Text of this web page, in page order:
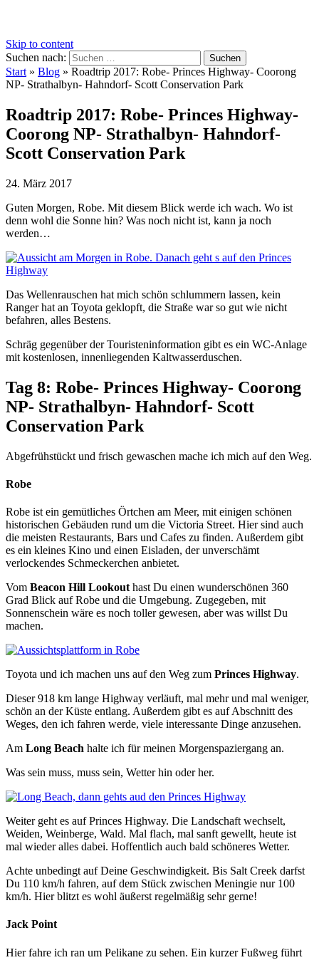
Skip to content
Suchen nach:
Start » Blog » Roadtrip 2017: Robe- Princes Highway- Coorong
NP- Strathalbyn- Hahndorf- Scott Conservation Park
Roadtrip 2017: Robe- Princes Highway-
Coorong NP- Strathalbyn- Hahndorf-
Scott Conservation Park
24. März 2017
Guten Morgen, Robe. Mit diesem Blick werde ich wach. Wo ist
denn wohl die Sonne hin? Was noch nicht ist, kann ja noch
werden…
Das Wellenrauschen hat mich schön schlummern lassen, kein
Ranger hat an Toyota geklopft, die Straße war so gut wie nicht
befahren, alles Bestens.
Schräg gegenüber der Touristeninformation gibt es ein WC-Anlage
mit kostenlosen, innenliegenden Kaltwasserduschen.
Tag 8: Robe- Princes Highway- Coorong
NP- Strathalbyn- Hahndorf- Scott
Conservation Park
Abgefrühstückt und frisch gewaschen mache ich mich auf den Weg.
Robe
Robe ist ein gemütliches Örtchen am Meer, mit einigen schönen
historischen Gebäuden rund um die Victoria Street. Hier sind auch
die meisten Restaurants, Bars und Cafes zu finden. Außerdem gibt
es ein kleines Kino und einen Eisladen, der unverschämt
verlockendes Schmeckerchen anbietet.
Vom Beacon Hill Lookout hast Du einen wunderschönen 360
Grad Blick auf Robe und die Umgebung. Zugegeben, mit
Sonnenschein wäre es noch toller gewesen, aber was willst Du
machen.
Toyota und ich machen uns auf den Weg zum Princes Highway.
Dieser 918 km lange Highway verläuft, mal mehr und mal weniger,
schön an der Küste entlang. Außerdem gibt es auf Abschnitt des
Weges, den ich fahren werde, viele interessante Dinge anzusehen.
Am Long Beach halte ich für meinen Morgenspaziergang an.
Was sein muss, muss sein, Wetter hin oder her.
Weiter geht es auf Princes Highway. Die Landschaft wechselt,
Weiden, Weinberge, Wald. Mal flach, mal sanft gewellt, heute ist
mal wieder alles dabei. Hoffentlich auch bald schöneres Wetter.
Achte unbedingt auf Deine Geschwindigkeit. Bis Salt Creek darfst
Du 110 km/h fahren, auf dem Stück zwischen Meningie nur 100
km/h. Hier blitzt es wohl äußerst regelmäßig sehr gerne!
Jack Point
Hier fahre ich ran um Pelikane zu sehen. Ein kurzer Fußweg führt